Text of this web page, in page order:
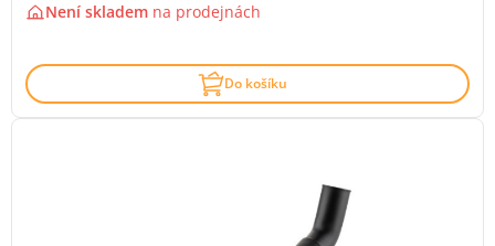
Není skladem na prodejnách
Do košíku